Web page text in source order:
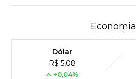
Economia
Dólar
R$ 5,08
+0,04%